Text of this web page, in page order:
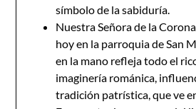
símbolo de la sabiduría.
Nuestra Señora de la
hoy en la parroquia de San
en la mano refleja todo el
imaginería románica,
tradición patrística, que ve